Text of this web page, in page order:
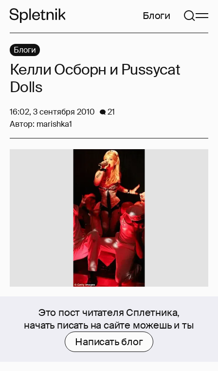
Блоги
Это пост читателя Сплетника,
начать писать на сайте можешь и ты
Написать блог
Блоги
Келли Осборн и Pussycat
Dolls
16:02, 3 сентября 2010
21
Автор: marishka1